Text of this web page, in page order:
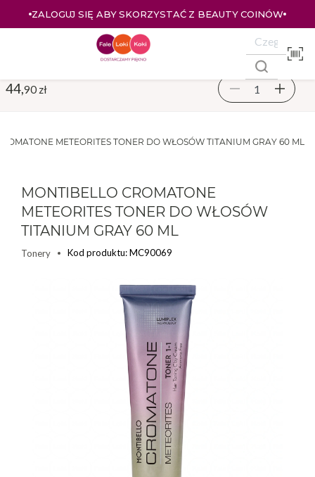
ZALOGUJ SIĘ ABY SKORZYSTAĆ Z BEAUTY COINÓW
METEORITES TONER DO WŁOSÓW TITANIUM GRAY 60 ML
MONTIBELLO CROMATONE
METEORITES TONER DO WŁOSÓW
TITANIUM GRAY 60 ML
Tonery Kod produktu: MC90069
44, 90 zł